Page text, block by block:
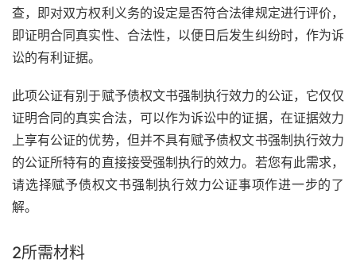
查，即对双方权利义务的设定是否符合法律规定进行评价，
即证明合同真实性、合法性，以便日后发生纠纷时，作为诉
讼的有利证据。
此项公证有别于赋予债权文书强制执行效力的公证，它仅仅
证明合同的真实合法，可以作为诉讼中的证据，在证据效力
上享有公证的优势，但并不具有赋予债权文书强制执行效力
的公证所特有的直接接受强制执行的效力。若您有此需求，
请选择赋予债权文书强制执行效力公证事项作进一步的了
解。
2所需材料